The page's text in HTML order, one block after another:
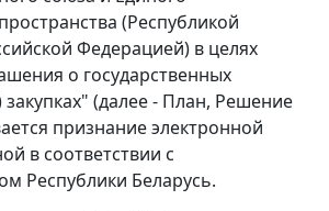
(Республикой
Федерацией) в целях
о государственных
(далее - План, Решение
признание электронной
в соответствии с
Республики Беларусь.